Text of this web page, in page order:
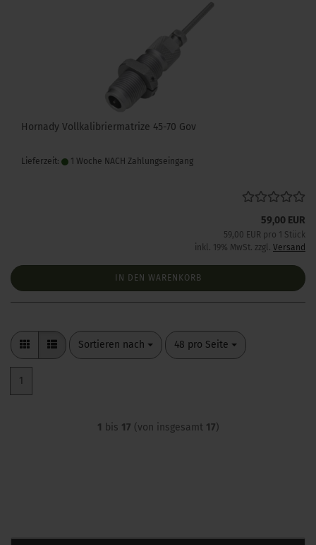
Hornady Vollkalibriermatrize 45-70 Gov
Lieferzeit: 1 Woche NACH Zahlungseingang
59,00 EUR
59,00 EUR pro 1 Stück
inkl. 19% MwSt. zzgl. Versand
IN DEN WARENKORB
Sortieren nach
Sortieren nach 48 pro Seite
pro Seite
1
1 bis 17 (von insgesamt 17)